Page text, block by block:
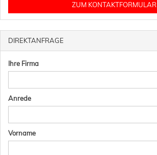
ZUM KONTAKTFORMULAR
DIREKTANFRAGE
Ihre Firma
Anrede
Vorname